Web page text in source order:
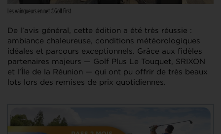
Les vainqueurs en net ©Golf First
De l’avis général, cette édition a été très réussie :
ambiance chaleureuse, conditions météorologiques
idéales et parcours exceptionnels. Grâce aux fidèles
partenaires majeurs — Golf Plus Le Touquet, SRIXON
et l’Île de la Réunion — qui ont pu offrir de très beaux
lots lors des remises de prix quotidiennes.